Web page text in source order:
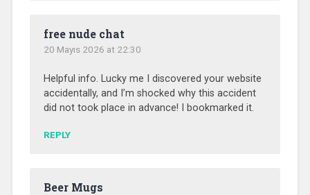
free nude chat
20 Mayıs 2026 at 22:30
Helpful info. Lucky me I discovered your website
accidentally, and I’m shocked why this accident
did not took place in advance! I bookmarked it.
REPLY
Beer Mugs